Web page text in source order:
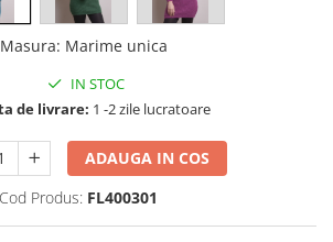
Masura: Marime unica
IN STOC
de livrare: 1 -2 zile lucratoare
ADAUGA IN COS
Cod Produs: FL400301